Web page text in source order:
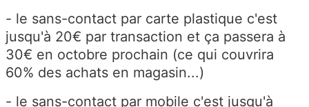
- le sans-contact par carte plastique c'est
jusqu'à 20€ par transaction et ça passera à
30€ en octobre prochain (ce qui couvrira
60% des achats en magasin...)
- le sans-contact par mobile c'est jusqu'à